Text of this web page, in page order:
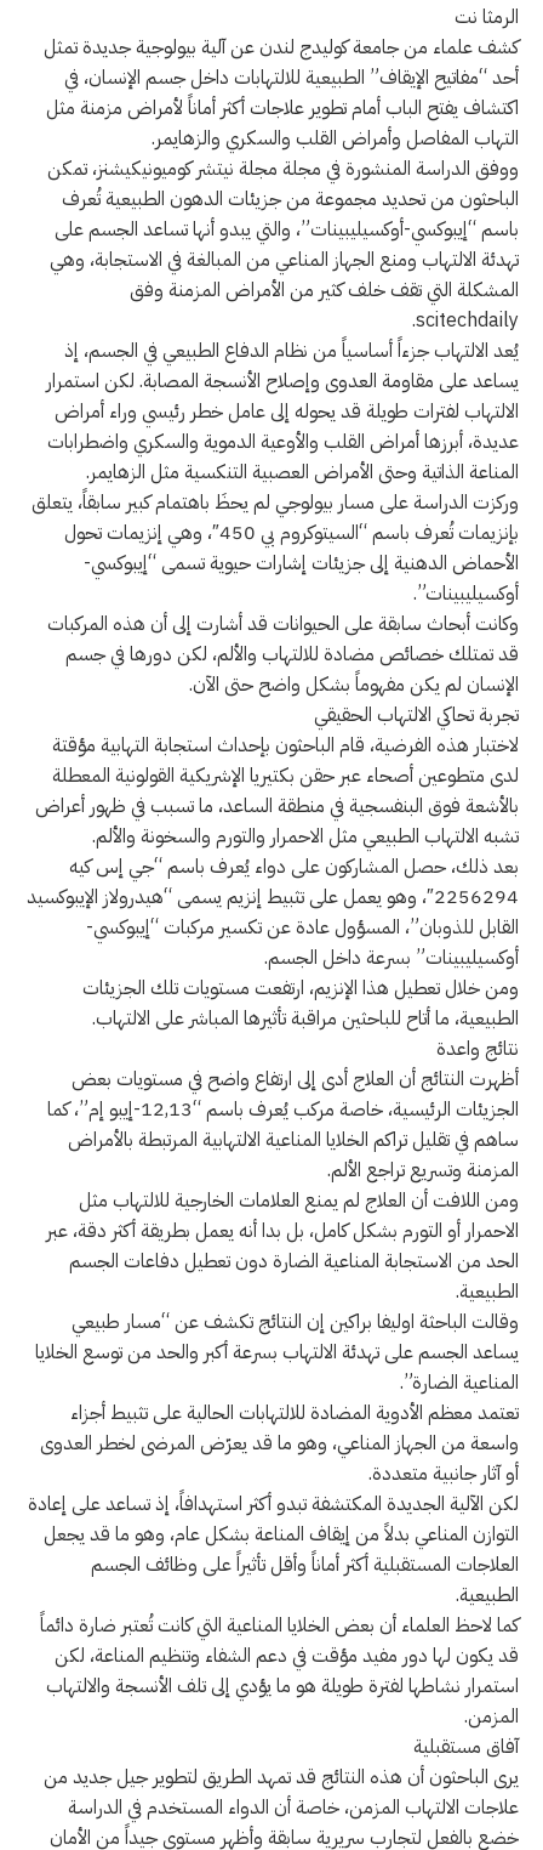
الرمثا نت
كشف علماء من جامعة كوليدج لندن عن آلية بيولوجية جديدة تمثل
أحد “مفاتيح الإيقاف” الطبيعية للالتهابات داخل جسم الإنسان، في
اكتشاف يفتح الباب أمام تطوير علاجات أكثر أماناً لأمراض مزمنة مثل
التهاب المفاصل وأمراض القلب والسكري والزهايمر.
ووفق الدراسة المنشورة في مجلة مجلة نيتشر كوميونيكيشنز، تمكن
الباحثون من تحديد مجموعة من جزيئات الدهون الطبيعية تُعرف
باسم “إيبوكسي-أوكسيليبينات”، والتي يبدو أنها تساعد الجسم على
تهدئة الالتهاب ومنع الجهاز المناعي من المبالغة في الاستجابة، وهي
المشكلة التي تقف خلف كثير من الأمراض المزمنة وفق
scitechdaily.
يُعد الالتهاب جزءاً أساسياً من نظام الدفاع الطبيعي في الجسم، إذ
يساعد على مقاومة العدوى وإصلاح الأنسجة المصابة. لكن استمرار
الالتهاب لفترات طويلة قد يحوله إلى عامل خطر رئيسي وراء أمراض
عديدة، أبرزها أمراض القلب والأوعية الدموية والسكري واضطرابات
المناعة الذاتية وحتى الأمراض العصبية التنكسية مثل الزهايمر.
وركزت الدراسة على مسار بيولوجي لم يحظَ باهتمام كبير سابقاً، يتعلق
بإنزيمات تُعرف باسم “السيتوكروم بي 450″، وهي إنزيمات تحول
الأحماض الدهنية إلى جزيئات إشارات حيوية تسمى “إيبوكسي-
أوكسيليبينات”.
وكانت أبحاث سابقة على الحيوانات قد أشارت إلى أن هذه المركبات
قد تمتلك خصائص مضادة للالتهاب والألم، لكن دورها في جسم
الإنسان لم يكن مفهوماً بشكل واضح حتى الآن.
تجربة تحاكي الالتهاب الحقيقي
لاختبار هذه الفرضية، قام الباحثون بإحداث استجابة التهابية مؤقتة
لدى متطوعين أصحاء عبر حقن بكتيريا الإشريكية القولونية المعطلة
بالأشعة فوق البنفسجية في منطقة الساعد، ما تسبب في ظهور أعراض
تشبه الالتهاب الطبيعي مثل الاحمرار والتورم والسخونة والألم.
بعد ذلك، حصل المشاركون على دواء يُعرف باسم “جي إس كيه
2256294″، وهو يعمل على تثبيط إنزيم يسمى “هيدرولاز الإيبوكسيد
القابل للذوبان”، المسؤول عادة عن تكسير مركبات “إيبوكسي-
أوكسيليبينات” بسرعة داخل الجسم.
ومن خلال تعطيل هذا الإنزيم، ارتفعت مستويات تلك الجزيئات
الطبيعية، ما أتاح للباحثين مراقبة تأثيرها المباشر على الالتهاب.
نتائج واعدة
أظهرت النتائج أن العلاج أدى إلى ارتفاع واضح في مستويات بعض
الجزيئات الرئيسية، خاصة مركب يُعرف باسم “12,13-إيبو إم”، كما
ساهم في تقليل تراكم الخلايا المناعية الالتهابية المرتبطة بالأمراض
المزمنة وتسريع تراجع الألم.
ومن اللافت أن العلاج لم يمنع العلامات الخارجية للالتهاب مثل
الاحمرار أو التورم بشكل كامل، بل بدا أنه يعمل بطريقة أكثر دقة، عبر
الحد من الاستجابة المناعية الضارة دون تعطيل دفاعات الجسم
الطبيعية.
وقالت الباحثة اوليفا براكين إن النتائج تكشف عن “مسار طبيعي
يساعد الجسم على تهدئة الالتهاب بسرعة أكبر والحد من توسع الخلايا
المناعية الضارة”.
تعتمد معظم الأدوية المضادة للالتهابات الحالية على تثبيط أجزاء
واسعة من الجهاز المناعي، وهو ما قد يعرّض المرضى لخطر العدوى
أو آثار جانبية متعددة.
لكن الآلية الجديدة المكتشفة تبدو أكثر استهدافاً، إذ تساعد على إعادة
التوازن المناعي بدلاً من إيقاف المناعة بشكل عام، وهو ما قد يجعل
العلاجات المستقبلية أكثر أماناً وأقل تأثيراً على وظائف الجسم
الطبيعية.
كما لاحظ العلماء أن بعض الخلايا المناعية التي كانت تُعتبر ضارة دائماً
قد يكون لها دور مفيد مؤقت في دعم الشفاء وتنظيم المناعة، لكن
استمرار نشاطها لفترة طويلة هو ما يؤدي إلى تلف الأنسجة والالتهاب
المزمن.
آفاق مستقبلية
يرى الباحثون أن هذه النتائج قد تمهد الطريق لتطوير جيل جديد من
علاجات الالتهاب المزمن، خاصة أن الدواء المستخدم في الدراسة
خضع بالفعل لتجارب سريرية سابقة وأظهر مستوى جيداً من الأمان